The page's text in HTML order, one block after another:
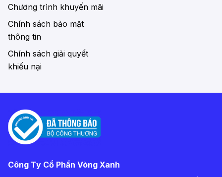
Chương trình khuyến mãi
Chính sách bảo mật
thông tin
Chính sách giải quyết
khiếu nại
Công Ty Cổ Phần Vòng Xanh